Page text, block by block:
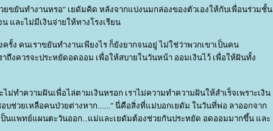
ขยันทำงานหรอ" เยดัมคิด หลังจากแบ่งนมกล่องของตัวเองให้กับเพื่อนร่วมชั้น
และไม่มีเงินจ่ายให้ทางโรงเรียน
ง คนเราขยันทำงานเพียงไร ก็ยังยากจนอยู่ ไม่ใช่ว่าพวกเขาเป็นคน
ถึงควรจะประหยัดอดออม เพื่อให้สบายในวันหน้า ออมเงินไว้ เพื่อให้ฝันทั้ง
ม่ทำความฝันเพื่อไล่ตามเงินหรอก เราไม่ความทำความฝันให้สำเร็จเพราะเงิน
ช่วยเหลือคนป่วยต่างหาก......." นี่คือสิ่งที่แม่บอกเยดัม ในวันที่พ่อ ลาออกจาก
นแพทย์แผนตะวันออก...แม่และเยดัมต้องช่วยกันประหยัด อดออมมากขึ้น และ